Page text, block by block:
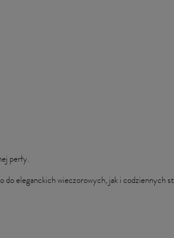
perły.
do eleganckich wieczorowych, jak i codziennych